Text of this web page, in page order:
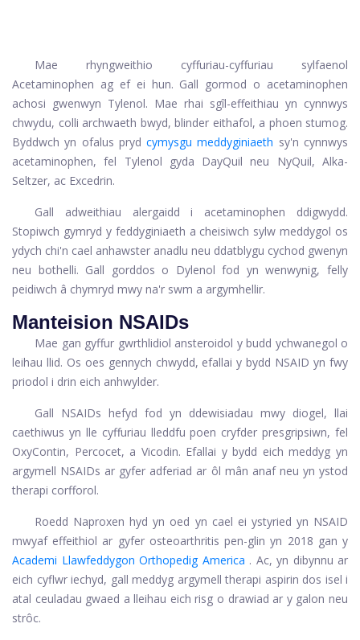
Mae rhyngweithio cyffuriau-cyffuriau sylfaenol
Acetaminophen ag ef ei hun. Gall gormod o acetaminophen
achosi gwenwyn Tylenol. Mae rhai sgîl-effeithiau yn cynnwys
chwydu, colli archwaeth bwyd, blinder eithafol, a phoen stumog.
Byddwch yn ofalus prydcymysgu meddyginiaeth sy'n cynnwys
acetaminophen, fel Tylenol gyda DayQuil neu NyQuil, Alka-
Seltzer, ac Excedrin.
Gall adweithiau alergaidd i acetaminophen ddigwydd.
Stopiwch gymryd y feddyginiaeth a cheisiwch sylw meddygol os
ydych chi'n cael anhawster anadlu neu ddatblygu cychod gwenyn
neu bothelli. Gall gorddos o Dylenol fod yn wenwynig, felly
peidiwch â chymryd mwy na'r swm a argymhellir.
Manteision NSAIDs
Mae gan gyffur gwrthlidiol ansteroidol y budd ychwanegol o
leihau llid. Os oes gennych chwydd, efallai y bydd NSAID yn fwy
priodol i drin eich anhwylder.
Gall NSAIDs hefyd fod yn ddewisiadau mwy diogel, llai
caethiwus yn lle cyffuriau lleddfu poen cryfder presgripsiwn, fel
OxyContin, Percocet, a Vicodin. Efallai y bydd eich meddyg yn
argymell NSAIDs ar gyfer adferiad ar ôl mân anaf neu yn ystod
therapi corfforol.
Roedd Naproxen hyd yn oed yn cael ei ystyried yn NSAID
mwyaf effeithiol ar gyfer osteoarthritis pen-glin yn 2018 gan y
Academi Llawfeddygon Orthopedig America . Ac, yn dibynnu ar
eich cyflwr iechyd, gall meddyg argymell therapi aspirin dos isel i
atal ceuladau gwaed a lleihau eich risg o drawiad ar y galon neu
strôc.